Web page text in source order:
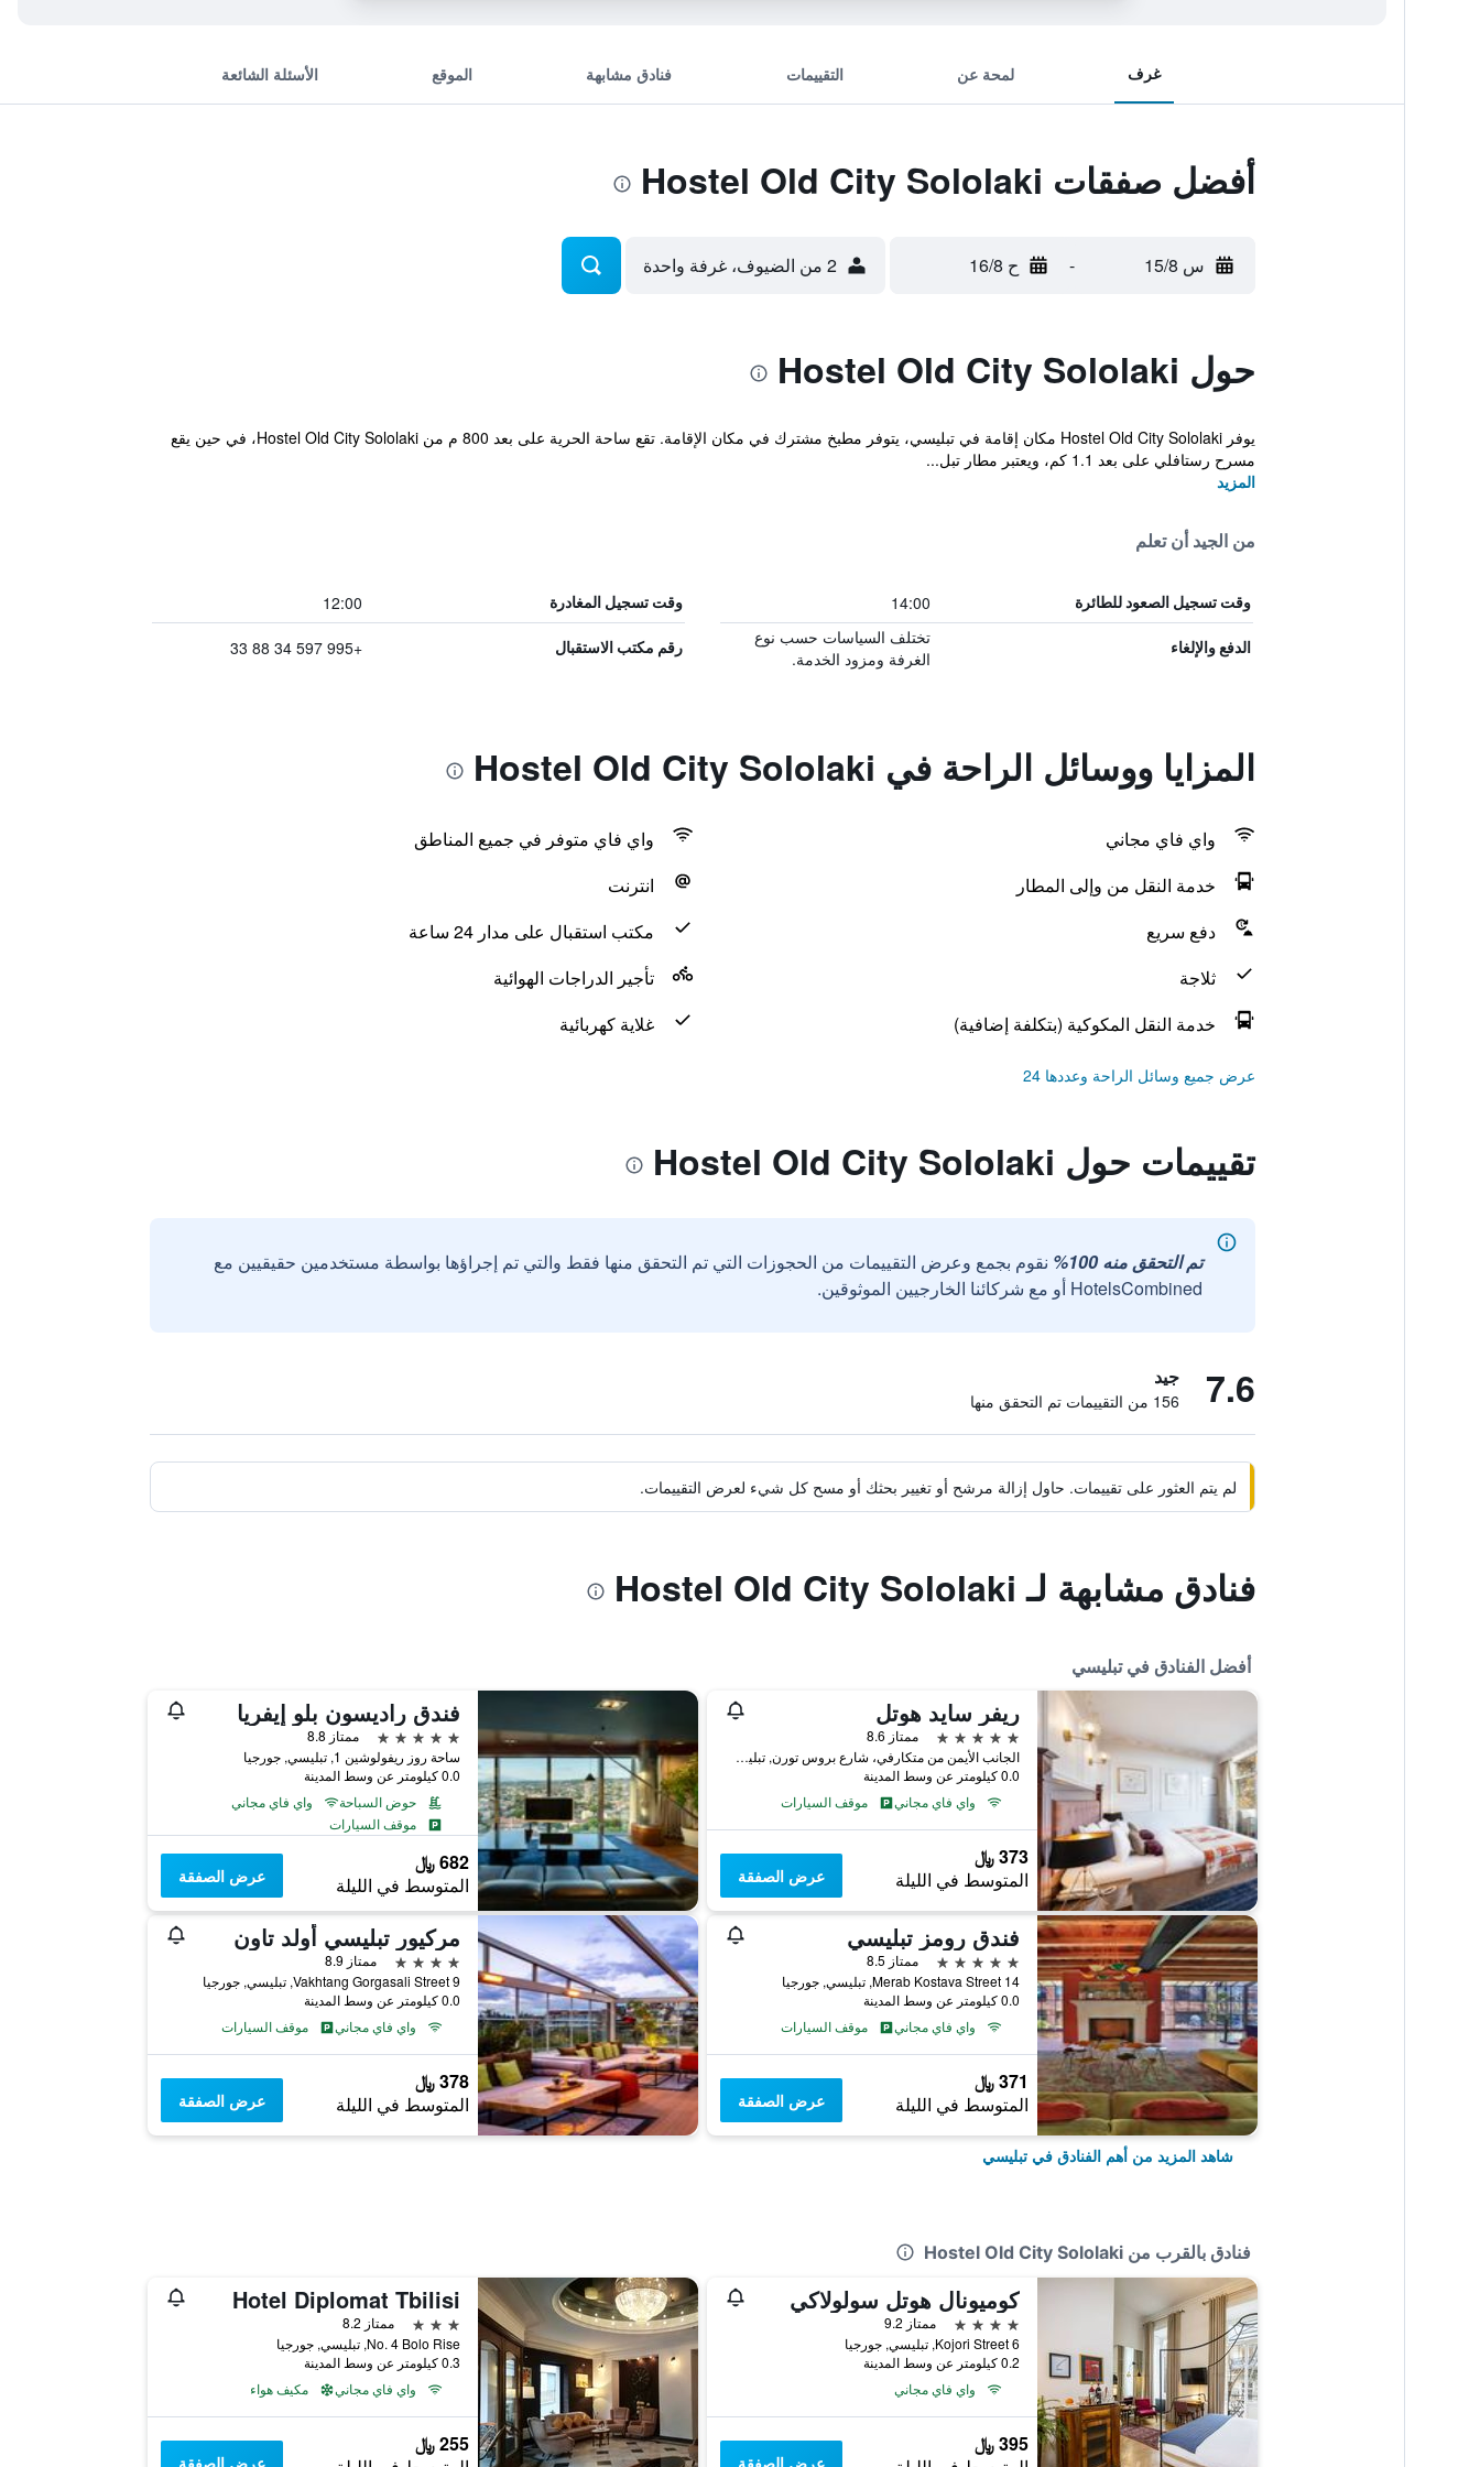
غرف لمحة عن التقييمات فنادق مشابهة الموقع الأسئلة الشائعة
أفضل صفقات Hostel Old City Sololaki
س 15/8 - ح 16/8 2 من الضيوف، غرفة واحدة
حول Hostel Old City Sololaki
يوفر Hostel Old City Sololaki مكان إقامة في تبليسي، يتوفر مطبخ مشترك في مكان الإقامة. تقع ساحة الحرية على بعد 800 م من Hostel Old City Sololaki، في حين يقع
مسرح رستافلي على بعد 1.1 كم، ويعتبر مطار تبل...
المزيد
من الجيد أن تعلم
وقت تسجيل الصعود للطائرة 14:00 وقت تسجيل المغادرة 12:00
الدفع والإلغاء
تختلف السياسات حسب نوع
الغرفة ومزود الخدمة.
رقم مكتب الاستقبال +995 597 34 88 33
المزايا ووسائل الراحة في Hostel Old City Sololaki
واي فاي مجاني
واي فاي متوفر في جميع المناطق
خدمة النقل من وإلى المطار
انترنت
دفع سريع
مكتب استقبال على مدار 24 ساعة
ثلاجة
تأجير الدراجات الهوائية
خدمة النقل المكوكية (بتكلفة إضافية)
غلاية كهربائية
عرض جميع وسائل الراحة وعددها 24
تقييمات حول Hostel Old City Sololaki
تم التحقق منه 100%
نقوم بجمع وعرض التقييمات من الحجوزات التي تم التحقق منها فقط والتي تم إجراؤها بواسطة مستخدمين حقيقيين مع
HotelsCombined أو مع شركائنا الخارجيين الموثوقين.
7.6 جيد
156 من التقييمات تم التحقق منها
لم يتم العثور على تقييمات. حاول إزالة مرشح أو تغيير بحثك أو مسح كل شيء لعرض التقييمات.
فنادق مشابهة لـ Hostel Old City Sololaki
أفضل الفنادق في تبليسي
ريفر سايد هوتل
5 نجوم
ممتاز 8.6
الجانب الأيمن من متكارفي، شارع بروس تورن, تبليسي, جورجيا
0.0 كيلومتر عن وسط المدينة
واي فاي مجاني
موقف السيارات
373 ﷼
المتوسط في الليلة عرض الصفقة
فندق راديسون بلو إيفريا
5 نجوم
ممتاز 8.8
ساحة روز ريفولوشين 1, تبليسي, جورجيا
0.0 كيلومتر عن وسط المدينة
حوض السباحة
واي فاي مجاني
موقف السيارات
682 ﷼
المتوسط في الليلة عرض الصفقة
فندق رومز تبليسي
5 نجوم
ممتاز 8.5
14 Merab Kostava Street, تبليسي, جورجيا
0.0 كيلومتر عن وسط المدينة
واي فاي مجاني
موقف السيارات
371 ﷼
المتوسط في الليلة عرض الصفقة
مركيور تبليسي أولد تاون
4 نجوم
ممتاز 8.9
9 Vakhtang Gorgasali Street, تبليسي, جورجيا
0.0 كيلومتر عن وسط المدينة
واي فاي مجاني
موقف السيارات
378 ﷼
المتوسط في الليلة عرض الصفقة
شاهد المزيد من أهم الفنادق في تبليسي
فنادق بالقرب من Hostel Old City Sololaki
كوميونال هوتل سولولاكي
4 نجوم
ممتاز 9.2
6 Kojori Street, تبليسي, جورجيا
0.2 كيلومتر عن وسط المدينة
واي فاي مجاني
395 ﷼
عرض الصفقة
Hotel Diplomat Tbilisi
3 نجوم
ممتاز 8.2
No. 4 Bolo Rise, تبليسي, جورجيا
0.3 كيلومتر عن وسط المدينة
واي فاي مجاني
مكيف هواء
255 ﷼
عرض الصفقة